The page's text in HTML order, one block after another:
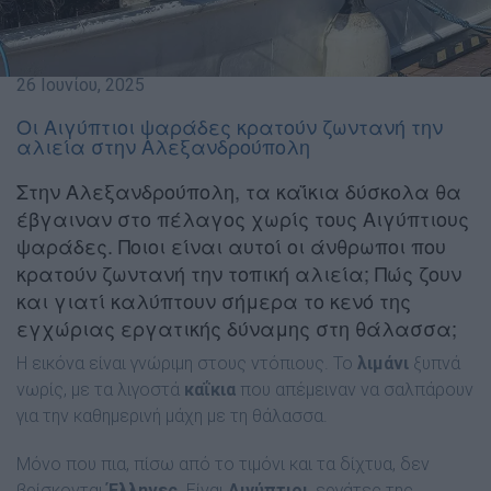
26 Ιουνίου, 2025
Οι Αιγύπτιοι ψαράδες κρατούν ζωντανή την
αλιεία στην Αλεξανδρούπολη
Στην Αλεξανδρούπολη, τα καΐκια δύσκολα θα
έβγαιναν στο πέλαγος χωρίς τους Αιγύπτιους
ψαράδες. Ποιοι είναι αυτοί οι άνθρωποι που
κρατούν ζωντανή την τοπική αλιεία; Πώς ζουν
και γιατί καλύπτουν σήμερα το κενό της
εγχώριας εργατικής δύναμης στη θάλασσα;
Η εικόνα είναι γνώριμη στους ντόπιους. Το λιμάνι ξυπνά
νωρίς, με τα λιγοστά καΐκια που απέμειναν να σαλπάρουν
για την καθημερινή μάχη με τη θάλασσα.
Μόνο που πια, πίσω από το τιμόνι και τα δίχτυα, δεν